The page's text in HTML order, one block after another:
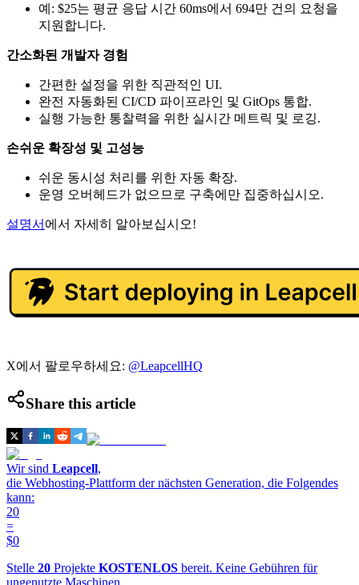
예: $25는 평균 응답 시간 60ms에서 694만 건의 요청을
지원합니다.
간소화된 개발자 경험
간편한 설정을 위한 직관적인 UI.
완전 자동화된 CI/CD 파이프라인 및 GitOps 통합.
실행 가능한 통찰력을 위한 실시간 메트릭 및 로깅.
손쉬운 확장성 및 고성능
쉬운 동시성 처리를 위한 자동 확장.
운영 오버헤드가 없으므로 구축에만 집중하십시오.
설명서 에서 자세히 알아보십시오!
X에서 팔로우하세요: @LeapcellHQ
Share this article
Wir sind Leapcell,
die Webhosting-Plattform der nächsten Generation, die Folgendes
kann:
20
=
$0
Stelle 20 Projekte KOSTENLOS bereit. Keine Gebühren für